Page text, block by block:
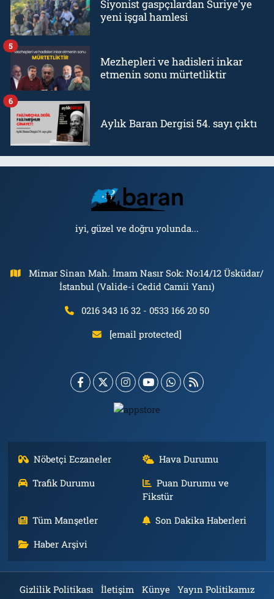
Siyonist gaspçılardan Suriye'ye
yeni işgal hamlesi
Mezhepleri ve hadisleri inkar
etmenin sonu mürtetliktir
5
Aylık Baran Dergisi 54. sayı çıktı
6
iyi, güzel ve doğru yolunda...
Mimar Sinan Mah. İmam Nasır Sok: No:14/12 Üsküdar/
İstanbul (Valide-i Cedid Camii Yanı)
0216 343 16 32 - 0533 166 20 50
[email protected]
Nöbetçi Eczaneler
Hava Durumu
Trafik Durumu
Puan Durumu ve
Fikstür
Tüm Manşetler
Son Dakika Haberleri
Haber Arşivi
Gizlilik Politikası İletişim Künye Yayın Politikamız